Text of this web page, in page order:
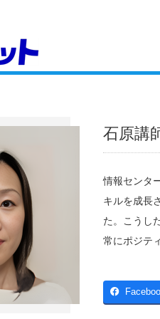
石原講
情報センタ
キルを成長
た。こうし
常にポジテ